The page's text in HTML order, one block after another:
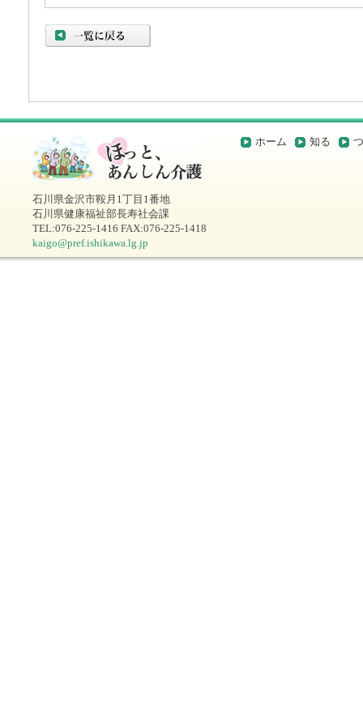
石川県金沢市鞍月1丁目1番地
石川県健康福祉部長寿社会課
TEL:076-225-1416 FAX:076-225-1418
kaigo@pref.ishikawa.lg.jp
ホーム 知る